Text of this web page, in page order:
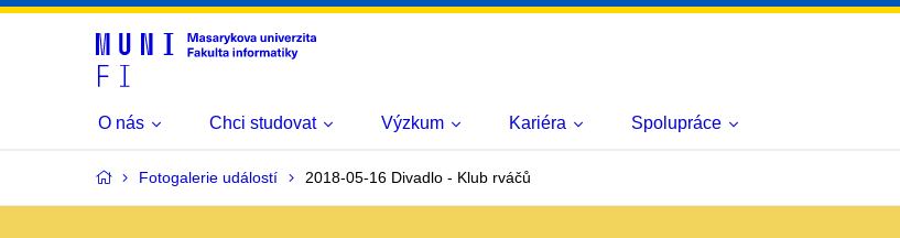
O nás Chci studovat Výzkum Kariéra Spolupráce
Fotogalerie událostí 2018-05-16 Divadlo - Klub rváčů